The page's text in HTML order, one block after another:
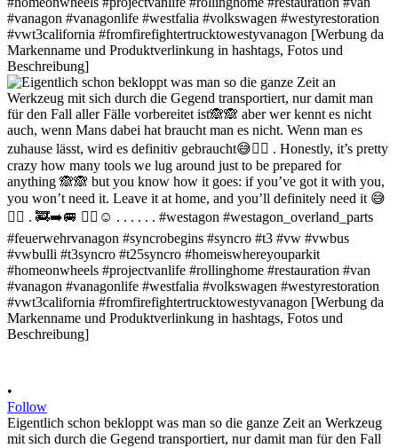
•
Follow
Eigentlich schon bekloppt was man so die ganze Zeit an Werkzeug
mit sich durch die Gegend transportiert, nur damit man für den Fall